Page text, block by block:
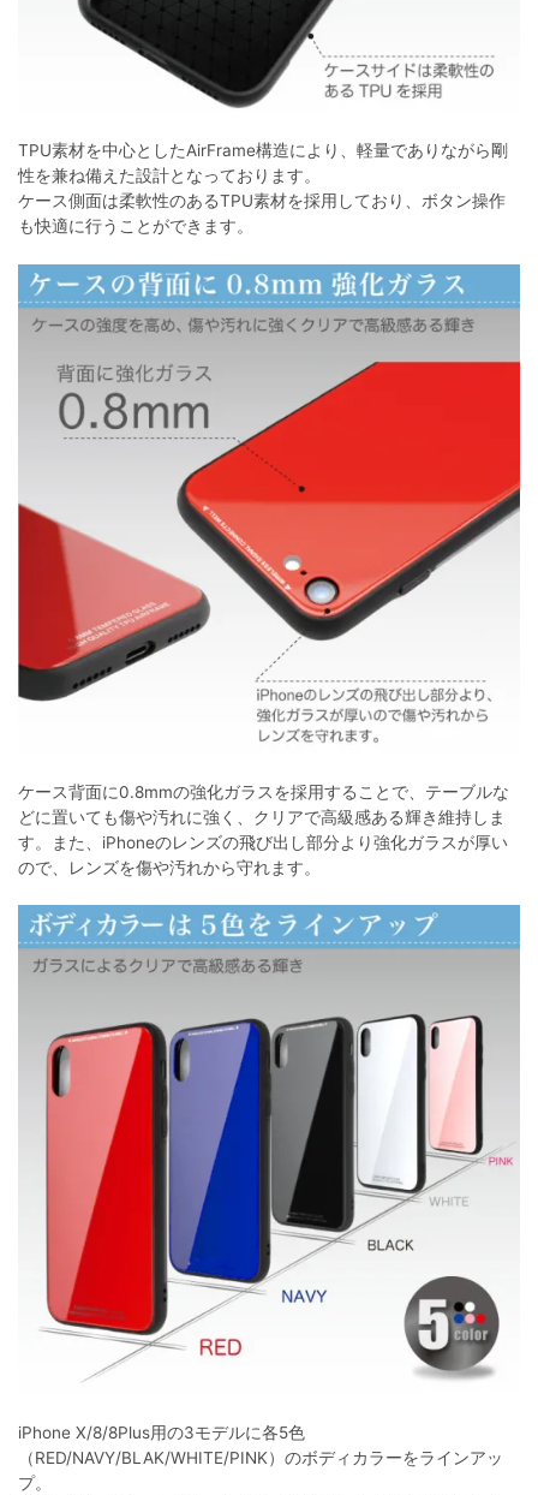
TPU素材を中心としたAirFrame構造により、軽量でありながら剛
性を兼ね備えた設計となっております。
ケース側面は柔軟性のあるTPU素材を採用しており、ボタン操作
も快適に行うことができます。
ケース背面に0.8mmの強化ガラスを採用することで、テーブルな
どに置いても傷や汚れに強く、クリアで高級感ある輝き維持しま
す。また、iPhoneのレンズの飛び出し部分より強化ガラスが厚い
ので、レンズを傷や汚れから守れます。
iPhone X/8/8Plus用の3モデルに各5色
（RED/NAVY/BLAK/WHITE/PINK）のボディカラーをラインアッ
プ。